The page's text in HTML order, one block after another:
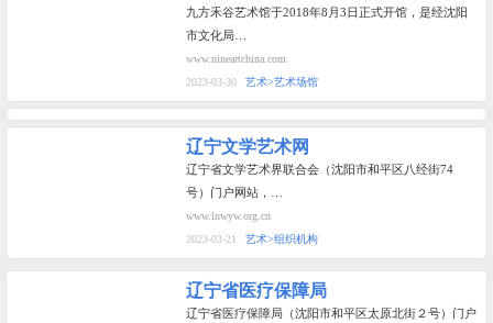
九方禾谷艺术馆于2018年8月3日正式开馆，是经沈阳
市文化局…
www.nineartchina.com
2023-03-30
艺术>艺术场馆
辽宁文学艺术网
辽宁省文学艺术界联合会（沈阳市和平区八经街74
号）门户网站，…
www.lnwyw.org.cn
2023-03-21
艺术>组织机构
辽宁省医疗保障局
辽宁省医疗保障局（沈阳市和平区太原北街２号）门户